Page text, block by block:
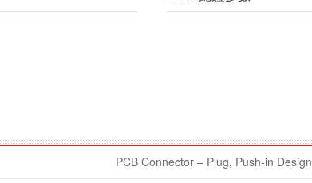
PCB Connector – Plug, Push-in Design